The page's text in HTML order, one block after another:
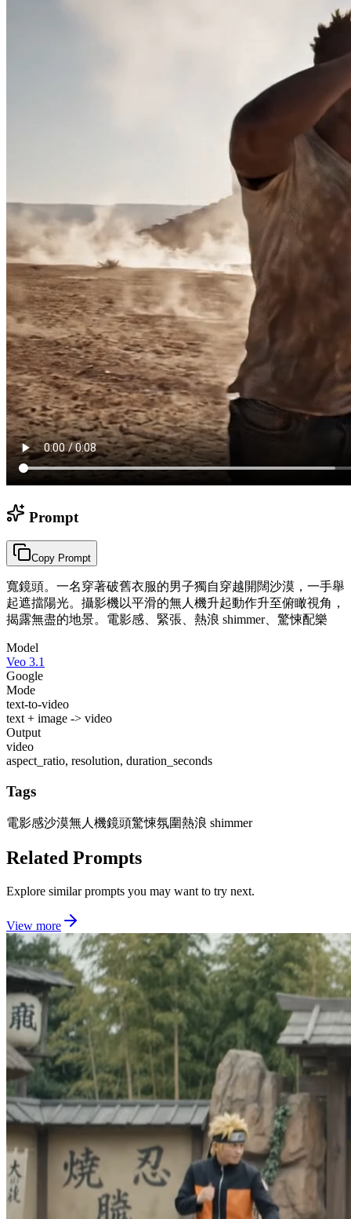
Prompt
Copy Prompt
寬鏡頭。一名穿著破舊衣服的男子獨自穿越開闊沙漠，一手舉
起遮擋陽光。攝影機以平滑的無人機升起動作升至俯瞰視角，
揭露無盡的地景。電影感、緊張、熱浪 shimmer、驚悚配樂
Model
Veo 3.1
Google
Mode
text-to-video
text + image -> video
Output
video
aspect_ratio, resolution, duration_seconds
Tags
電影感沙漠無人機鏡頭驚悚氛圍熱浪 shimmer
Related Prompts
Explore similar prompts you may want to try next.
View more